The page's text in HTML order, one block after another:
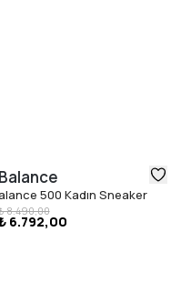
500 Kadın Sneaker
8.490,00
6.792,00